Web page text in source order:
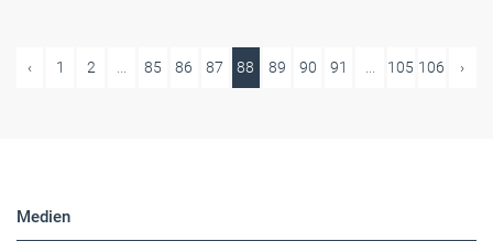
‹ 1 2 ... 85 86 87 88 89 90 91 ... 105 106 ›
Medien